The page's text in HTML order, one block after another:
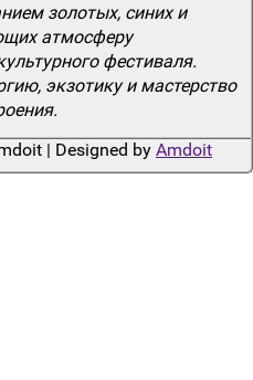
золотых, синих и
атмосферу
фестиваля.
экзотику и мастерство
| Designed by Amdoit